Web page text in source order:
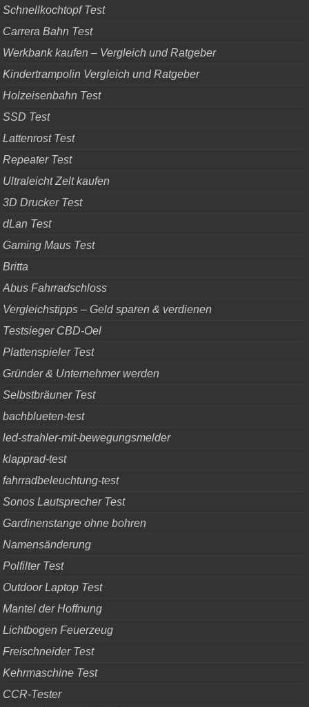
Schnellkochtopf Test
Carrera Bahn Test
Werkbank kaufen – Vergleich und Ratgeber
Kindertrampolin Vergleich und Ratgeber
Holzeisenbahn Test
SSD Test
Lattenrost Test
Repeater Test
Ultraleicht Zelt kaufen
3D Drucker Test
dLan Test
Gaming Maus Test
Britta
Abus Fahrradschloss
Vergleichstipps – Geld sparen & verdienen
Testsieger CBD-Oel
Plattenspieler Test
Gründer & Unternehmer werden
Selbstbräuner Test
bachblueten-test
led-strahler-mit-bewegungsmelder
klapprad-test
fahrradbeleuchtung-test
Sonos Lautsprecher Test
Gardinenstange ohne bohren
Namensänderung
Polfilter Test
Outdoor Laptop Test
Mantel der Hoffnung
Lichtbogen Feuerzeug
Freischneider Test
Kehrmaschine Test
CCR-Tester